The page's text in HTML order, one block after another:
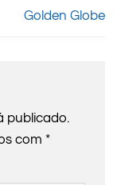
Golden Globe
publicado.
com *